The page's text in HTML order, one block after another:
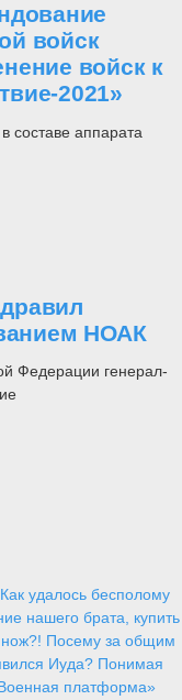
войск
войск к
2021»
составе аппарата
НОАК
Федерации генерал-
удалось бесполому
нашего брата, купить
нож?! Посему за общим
Иуда? Понимая
платформа»